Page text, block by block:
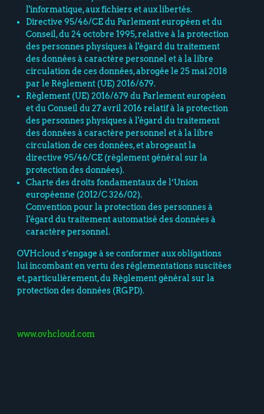
l'informatique, aux fichiers et aux libertés.
Directive 95/46/CE du Parlement européen et du
Conseil, du 24 octobre 1995, relative à la protection
des personnes physiques à l'égard du traitement
des données à caractère personnel et à la libre
circulation de ces données, abrogée le 25 mai 2018
par le Règlement (UE) 2016/679.
Règlement (UE) 2016/679 du Parlement européen
et du Conseil du 27 avril 2016 relatif à la protection
des personnes physiques à l'égard du traitement
des données à caractère personnel et à la libre
circulation de ces données, et abrogeant la
directive 95/46/CE (règlement général sur la
protection des données).
Charte des droits fondamentaux de l’Union
européenne (2012/C 326/02).
Convention pour la protection des personnes à
l'égard du traitement automatisé des données à
caractère personnel.
OVHcloud s’engage à se conformer aux obligations
lui incombant en vertu des réglementations suscitées
et, particulièrement, du Règlement général sur la
protection des données (RGPD).
www.ovhcloud.com